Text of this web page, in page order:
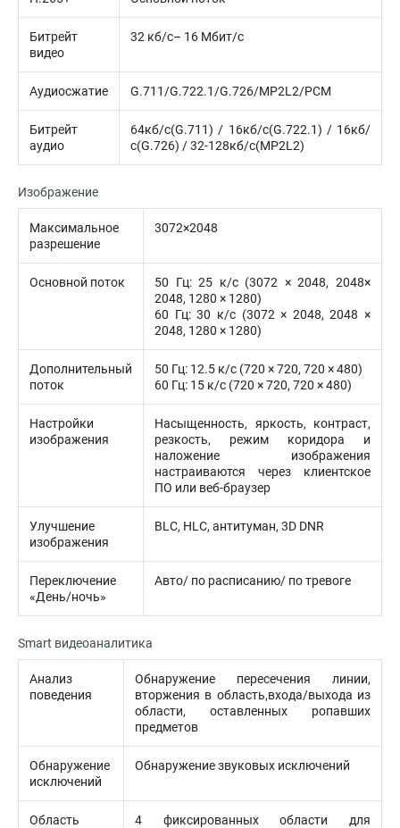
Битрейт
видео
32 кб/с– 16 Мбит/с
Аудиосжатие G.711/G.722.1/G.726/MP2L2/PCM
Битрейт
аудио
64кб/с(G.711) / 16кб/с(G.722.1) / 16кб/
с(G.726) / 32-128кб/с(MP2L2)
Изображение
Максимальное
разрешение
3072×2048
Основной поток
50 Гц: 25 к/с (3072 × 2048, 2048×
2048, 1280 × 1280)
60 Гц: 30 к/с (3072 × 2048, 2048 ×
2048, 1280 × 1280)
Дополнительный
поток
50 Гц: 12.5 к/с (720 × 720, 720 × 480)
60 Гц: 15 к/с (720 × 720, 720 × 480)
Настройки
изображения
Насыщенность, яркость, контраст,
резкость, режим коридора и
наложение изображения
настраиваются через клиентское
ПО или веб-браузер
Улучшение
изображения
BLC, HLC, антитуман, 3D DNR
Переключение
«День/ночь»
Авто/ по расписанию/ по тревоге
Smart видеоаналитика
Анализ
поведения
Обнаружение пересечения линии,
вторжения в область,входа/выхода из
области, оставленных ропавших
предметов
Обнаружение
исключений
Обнаружение звуковых исключений
Область
4 фиксированных области для